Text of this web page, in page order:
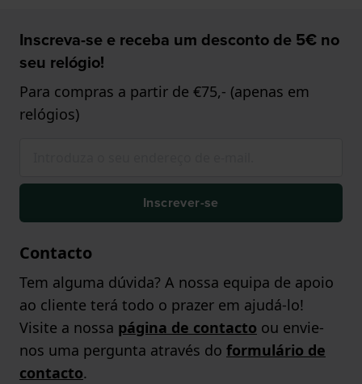
Inscreva-se e receba um desconto de 5€ no
seu relógio!
Para compras a partir de €75,- (apenas em
relógios)
Inscrever-se
Contacto
Tem alguma dúvida? A nossa equipa de apoio
ao cliente terá todo o prazer em ajudá-lo!
Visite a nossa página de contacto ou envie-
nos uma pergunta através do formulário de
contacto.